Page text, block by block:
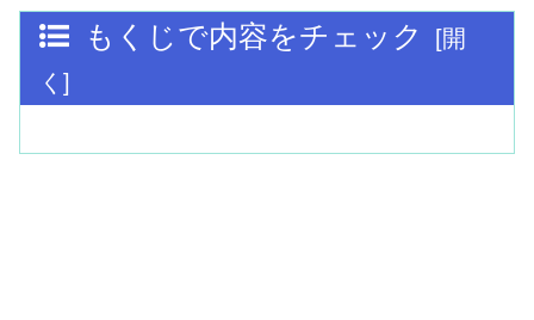
もくじで内容をチェック